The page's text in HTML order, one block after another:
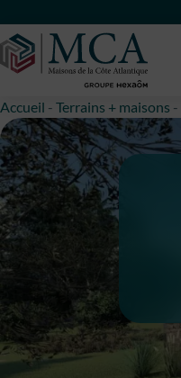
Accueil - Terrains + maisons -